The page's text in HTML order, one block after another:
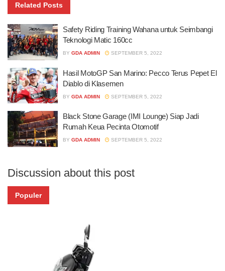
Related Posts
Safety Riding Training Wahana untuk Seimbangi
Teknologi Matic 160cc
BY GDA ADMIN SEPTEMBER 5, 2022
Hasil MotoGP San Marino: Pecco Terus Pepet El
Diablo di Klasemen
BY GDA ADMIN SEPTEMBER 5, 2022
Black Stone Garage (IMI Lounge) Siap Jadi
Rumah Keua Pecinta Otomotif
BY GDA ADMIN SEPTEMBER 5, 2022
Discussion about this post
Populer